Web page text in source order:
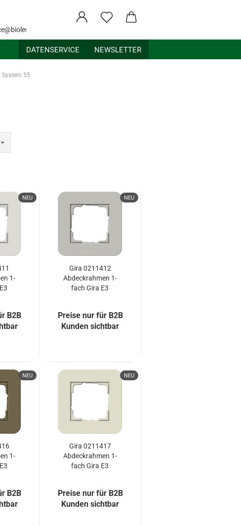
DATENSERVICE NEWSLETTER
System 55
NEU
1-
B2B
NEU
Gira 0211412
Abdeckrahmen 1-
fach Gira E3
Preise nur für B2B
Kunden sichtbar
NEU
1-
B2B
NEU
Gira 0211417
Abdeckrahmen 1-
fach Gira E3
Preise nur für B2B
Kunden sichtbar